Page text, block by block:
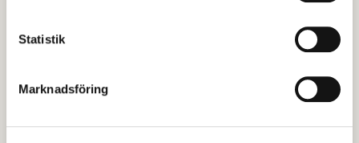
Statistik
Marknadsföring
Kommunikation och information i